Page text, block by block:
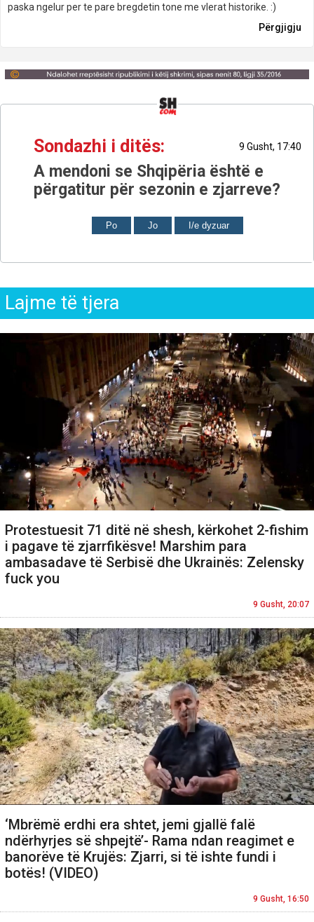
paska ngelur per te pare bregdetin tone me vlerat historike. :)
Përgjigju
Sondazhi i ditës: 9 Gusht, 17:40
A mendoni se Shqipëria është e
përgatitur për sezonin e zjarreve?
Po Jo I/e dyzuar
Lajme të tjera
Protestuesit 71 ditë në shesh, kërkohet 2-fishim
i pagave të zjarrfikësve! Marshim para
ambasadave të Serbisë dhe Ukrainës: Zelensky
fuck you
9 Gusht, 20:07
‘Mbrëmë erdhi era shtet, jemi gjallë falë
ndërhyrjes së shpejtë’- Rama ndan reagimet e
banorëve të Krujës: Zjarri, si të ishte fundi i
botës! (VIDEO)
9 Gusht, 16:50